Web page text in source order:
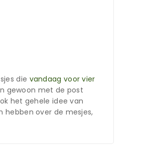
die vandaag voor vier
gewoon met de post
het gehele idee van
hebben over de mesjes,